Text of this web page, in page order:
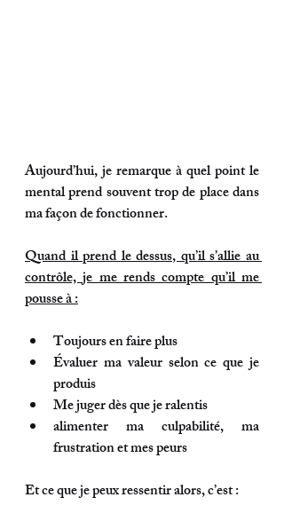
Aujourd’hui, je remarque à quel point le
mental prend souvent trop de place dans
ma façon de fonctionner.
Quand il prend le dessus, qu’il s’allie au
contrôle, je me rends compte qu’il me
pousse à :
Toujours en faire plus
Évaluer ma valeur selon ce que je
produis
Me juger dès que je ralentis
alimenter ma culpabilité, ma
frustration et mes peurs
Et ce que je peux ressentir alors, c’est :